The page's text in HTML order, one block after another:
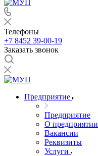
Телефоны
+7 8452 39-00-19
Заказать звонок
Предприятие
Предприятие
О предприятии
Вакансии
Реквизиты
Услуги